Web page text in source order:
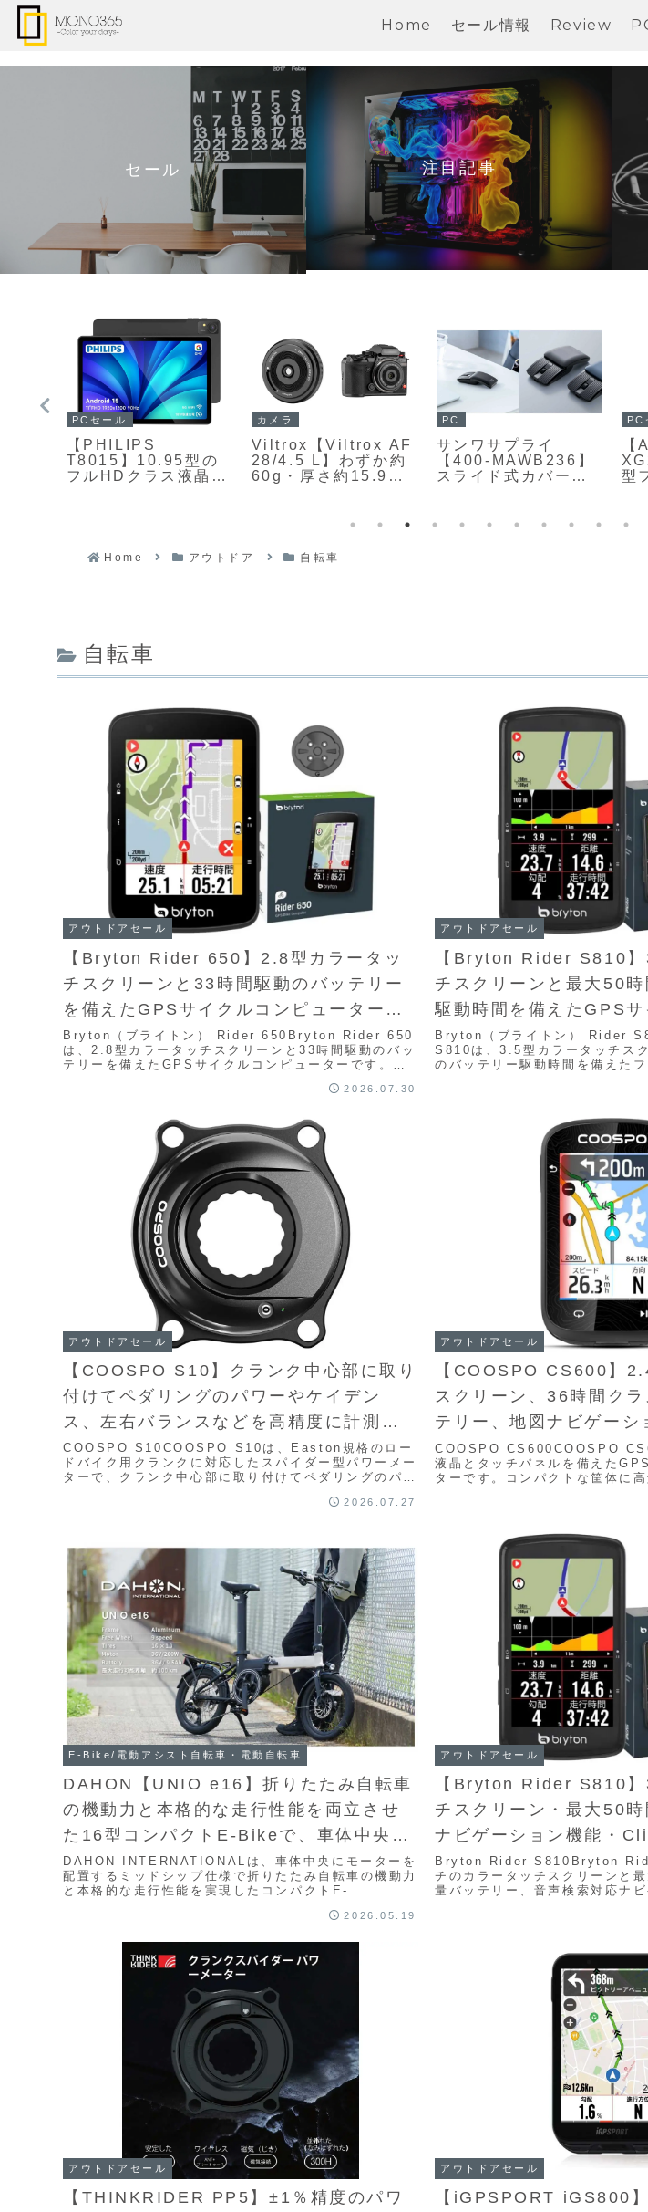
Home セール情報 Review
セール 注目記事
PCセール
【PHILIPS
T8015】10.95型の
フルHDクラス液晶デ
6GBメモリと128GB
30%OFFの25,980円
カメラ
Viltrox【Viltrox AF
28/4.5 L】わずか約
60g・厚さ約15.9mm
用フルサイズ対応レ
PC
サンワサプライ
【400-MAWB236】
スライド式カバーの
る、携帯性に優れた
PC
型
高
Home アウトドア 自転車
自転車
アウトドアセール
【Bryton Rider 650】2.8型カラータッ
チスクリーンと33時間駆動のバッテリー
を備えたGPSサイクルコンピューターが
Amazonにて20%OFFの19,800円
Bryton（ブライトン） Rider 650Bryton Rider 650
は、2.8型カラータッチスクリーンと33時間駆動のバッ
テリーを備えたGPSサイクルコンピューターです。フ
2026.07.30
アウトドアセール
【Bryton Rider S810】
チスクリーンと最大50
駆動時間を備えたGPSサ
ーターがAmazonにて
円
Bryton（ブライトン） Rider
S810は、3.5型カラータッチス
のバッテリー駆動時間を備えた
アウトドアセール
【COOSPO S10】クランク中心部に取り
付けてペダリングのパワーやケイデン
ス、左右バランスなどを高精度に計測で
きるスパイダー型パワーメーターが
Amazonにて15%OFFの17,098円
COOSPO S10COOSPO S10は、Easton規格のロー
ドバイク用クランクに対応したスパイダー型パワーメー
ターで、クランク中心部に取り付けてペダリングのパワ
2026.07.27
アウトドアセール
【COOSPO CS600】
スクリーン、36時間クラ
テリー、地図ナビゲー
／ANT+対応、IP67防水
ら高コスパGPSサイクル
がAmazonにて
COOSPO CS600COOSPO
液晶とタッチパネルを備えた
ターです。コンパクトな筐体に
E-Bike/電動アシスト自転車・電動自転車
DAHON【UNIO e16】折りたたみ自転車
の機動力と本格的な走行性能を両立させ
た16型コンパクトE-Bikeで、車体中央の
クランク部にミッドシップモーターを搭
載し、外装9段変速と組み合わせること
で、街乗りから坂道、長距離まで力強く
スムーズな走行を実現するモデル
DAHON INTERNATIONALは、車体中央にモーターを
配置するミッドシップ仕様で折りたたみ自転車の機動力
と本格的な走行性能を実現したコンパクトE-
2026.05.19
アウトドアセール
【Bryton Rider S810】
チスクリーン・最大50時
ナビゲーション機能・
2.0を備えたハイエンド
ピューターがAmazonに
Bryton Rider S810Bryton
チのカラータッチスクリーンと
量バッテリー、音声検索対応ナ
アウトドアセール
【THINKRIDER PP5】±1％精度のパワ
アウトドアセール
【iGPSPORT iGS800